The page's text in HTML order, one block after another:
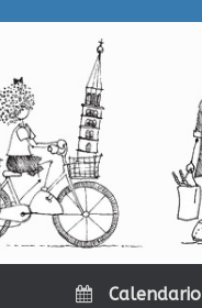
Calendario